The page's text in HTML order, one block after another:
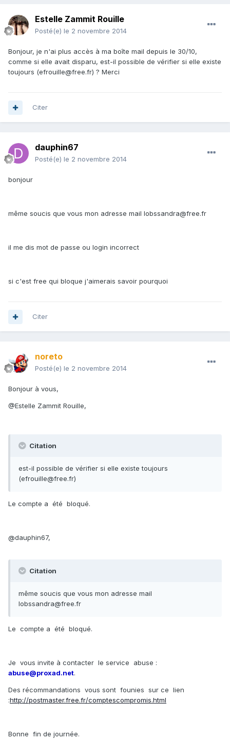
Estelle Zammit Rouille
Posté(e) le 2 novembre 2014
Bonjour, je n'ai plus accès à ma boîte mail depuis le 30/10,
comme si elle avait disparu, est-il possible de vérifier si elle existe
toujours (efrouille@free.fr) ? Merci
Citer
dauphin67
Posté(e) le 2 novembre 2014
bonjour
même soucis que vous mon adresse mail lobssandra@free.fr
il me dis mot de passe ou login incorrect
si c'est free qui bloque j'aimerais savoir pourquoi
Citer
noreto
Posté(e) le 2 novembre 2014
Bonjour à vous,
@Estelle Zammit Rouille,
Citation
est-il possible de vérifier si elle existe toujours
(efrouille@free.fr)
Le compte a été bloqué.
@dauphin67,
Citation
même soucis que vous mon adresse mail
lobssandra@free.fr
Le compte a été bloqué.
Je vous invite à contacter le service abuse :
abuse@proxad.net.
Des récommandations vous sont founies sur ce lien
:http://postmaster.free.fr/comptescompromis.html
Bonne fin de journée.